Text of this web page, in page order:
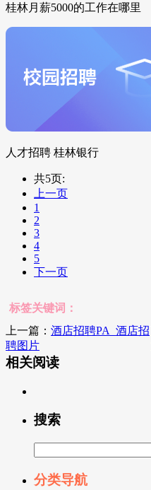
桂林月薪5000的工作在哪里
人才招聘 桂林银行
共5页:
上一页
1
2
3
4
5
下一页
标签关键词：
上一篇： 酒店招聘PA_酒店招
聘图片
相关阅读
搜索
分类导航